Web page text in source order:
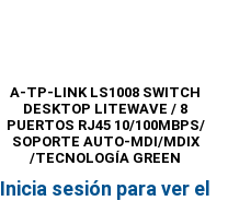
A-TP-LINK LS1008 SWITCH
DESKTOP LITEWAVE / 8
PUERTOS RJ45 10/100MBPS/
SOPORTE AUTO-MDI/MDIX
/TECNOLOGÍA GREEN
Inicia sesión para ver el